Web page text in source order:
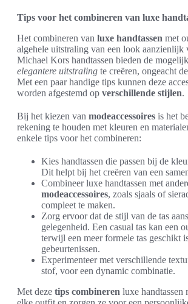
Tips voor het combineren van luxe
Het combineren van luxe handtassen met
algehele uitstraling van een look aanzienlijk
Michael Kors handtassen bieden de
elegantere uitstraling te creëren, ongeacht
Met een paar handige tips kunnen deze
worden afgestemd op verschillende stijlen.
Bij het kiezen van modeaccessoires is het
rekening te houden met kleuren en
enkele tips voor het combineren:
Kies handtassen die passen bij de
Dit helpt bij het creëren van een
Combineer luxe handtassen met
modeaccessoires, zoals sjaals of
compleet te maken.
Zorg ervoor dat de stijl van de tas
gelegenheid. Een casual tas kan een
terwijl een meer formele tas geschikt
gebeurtenissen.
Experimenteer met verschillende
stof, voor een dynamic combinatie.
Met deze tips combineren luxe handtassen